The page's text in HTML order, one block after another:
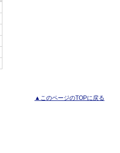
▲このページのTOPに戻る